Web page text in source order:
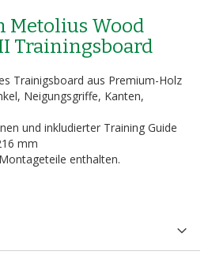
Metolius Wood
Trainingsboard
Trainigsboard aus Premium-Holz
Neigungsgriffe, Kanten,
und inkludierter Training Guide
mm
enthalten.